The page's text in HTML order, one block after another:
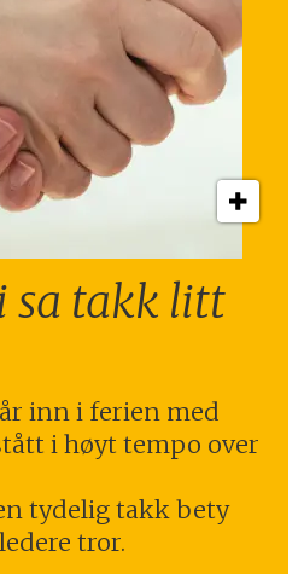
sa takk litt
inn i ferien med
i høyt tempo over
tydelig takk bety
tror.